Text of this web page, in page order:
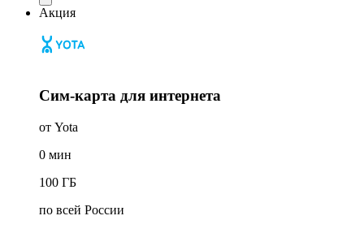
Акция
Сим-карта для интернета
от Yota
0 мин
100 ГБ
по всей России